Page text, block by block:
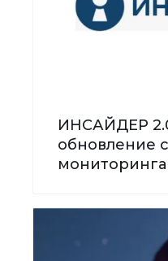
ИНСАЙДЕР
обновление
мониторинга